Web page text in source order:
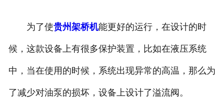
为了使贵州架桥机能更好的运行，在设计的时
候，这款设备上有很多保护装置，比如在液压系统
中，当在使用的时候，系统出现异常的高温，那么为
了减少对油泵的损坏，设备上设计了溢流阀。